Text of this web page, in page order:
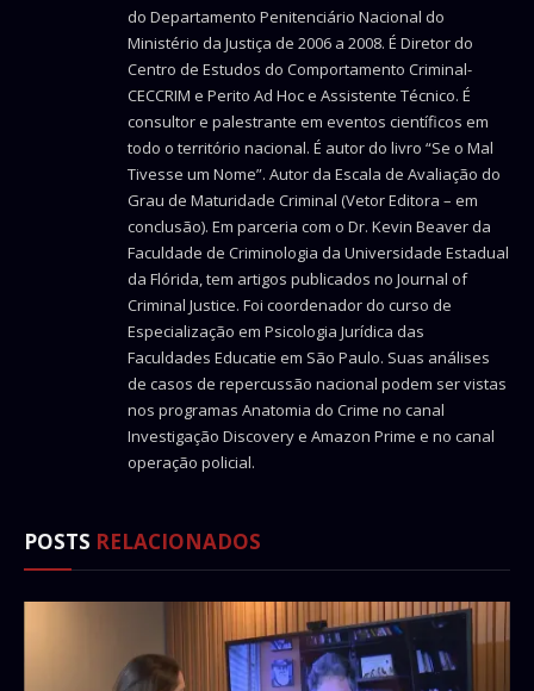
do Departamento Penitenciário Nacional do
Ministério da Justiça de 2006 a 2008. É Diretor do
Centro de Estudos do Comportamento Criminal-
CECCRIM e Perito Ad Hoc e Assistente Técnico. É
consultor e palestrante em eventos científicos em
todo o território nacional. É autor do livro “Se o Mal
Tivesse um Nome”. Autor da Escala de Avaliação do
Grau de Maturidade Criminal (Vetor Editora – em
conclusão). Em parceria com o Dr. Kevin Beaver da
Faculdade de Criminologia da Universidade Estadual
da Flórida, tem artigos publicados no Journal of
Criminal Justice. Foi coordenador do curso de
Especialização em Psicologia Jurídica das
Faculdades Educatie em São Paulo. Suas análises
de casos de repercussão nacional podem ser vistas
nos programas Anatomia do Crime no canal
Investigação Discovery e Amazon Prime e no canal
operação policial.
POSTS RELACIONADOS